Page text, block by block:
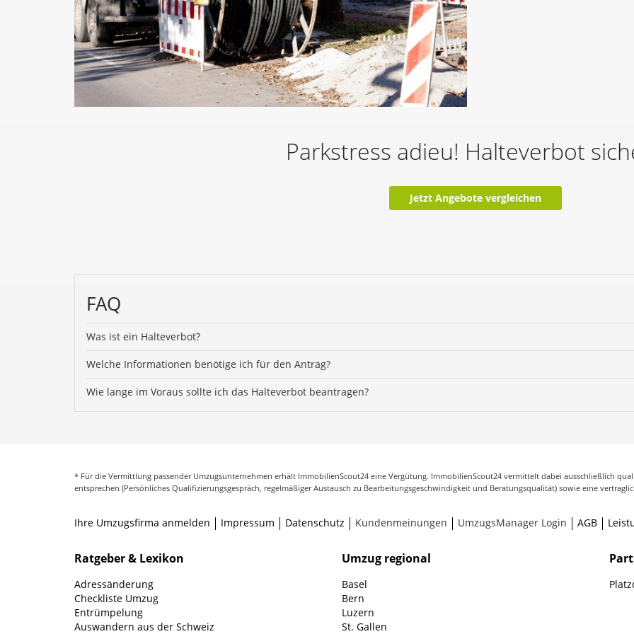
Parkstress adieu! Halteverbot
Jetzt Angebote vergleichen
FAQ
Was ist ein Halteverbot?
Welche Informationen benötige ich für den Antrag?
Wie lange im Voraus sollte ich das Halteverbot beantragen?
* Für die Vermittlung passender Umzugsunternehmen erhält ImmobilienScout24 eine Vergütung. ImmobilienScout24 vermittelt dabei ausschließlich
entsprechen (Persönliches Qualifizierungsgespräch, regelmäßiger Austausch zu Bearbeitungsgeschwindigkeit und Beratungsqualität) sowie eine
Ihre Umzugsfirma anmelden Impressum Datenschutz Kundenmeinungen UmzugsManager Login AGB
Ratgeber & Lexikon
Adressänderung
Checkliste Umzug
Entrümpelung
Auswandern aus der Schweiz
Umzug regional
Basel
Bern
Luzern
St. Gallen